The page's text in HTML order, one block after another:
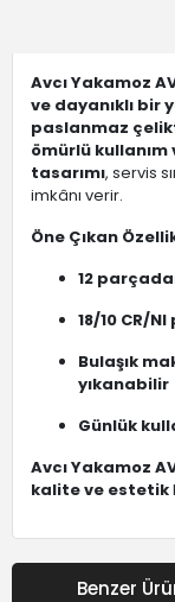
Avcı Yakamoz
ve dayanıklı bir
paslanmaz
ömürlü kullanım
tasarımı, servis
imkânı verir.
Öne Çıkan
12
18/10 CR/
Bulaşık
yıkanabilir
Günlük
Avcı Yakamoz
kalite ve estetik
Benzer